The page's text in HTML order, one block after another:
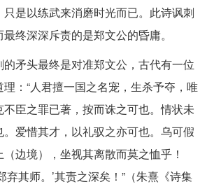
是以练武来消磨时光而已。此诗讽刺
终深深斥责的是郑文公的昏庸。
矛头最终是对准郑文公，古代有一位
：“人君擅一国之名宠，生杀予夺，唯
臣之罪已著，按而诛之可也。情状未
爱惜其才，以礼驭之亦可也。乌可假
边境），坐视其离散而莫之恤乎！
弃其师。’其责之深矣！”（朱熹《诗集